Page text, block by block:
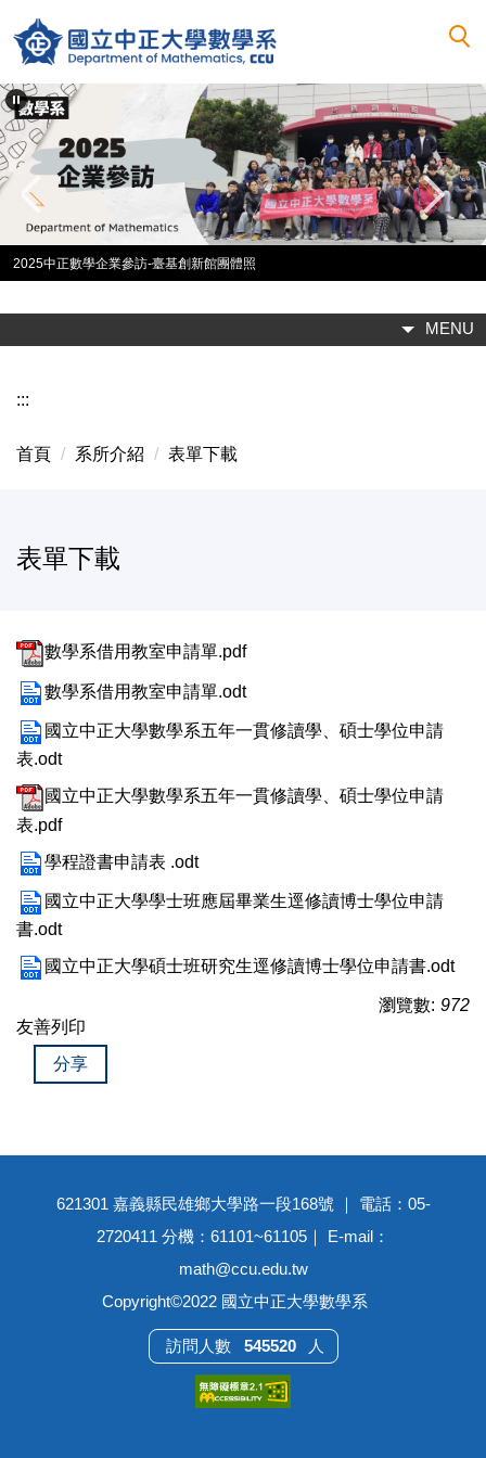
到
主
要
內
容
區
2025中正數學企業參訪-臺基創新館團體照
MENU
:::
首頁 系所介紹 表單下載
表單下載
數學系借用教室申請單.pdf
數學系借用教室申請單.odt
國立中正大學數學系五年一貫修讀學、碩士學位申請
表.odt
國立中正大學數學系五年一貫修讀學、碩士學位申請
表.pdf
學程證書申請表 .odt
國立中正大學學士班應屆畢業生逕修讀博士學位申請
書.odt
國立中正大學碩士班研究生逕修讀博士學位申請書.odt
瀏覽數: 972
友善列印
分享
621301 嘉義縣民雄鄉大學路一段168號 ｜ 電話：05-
2720411 分機：61101~61105｜ E-mail：
math@ccu.edu.tw
Copyright©2022 國立中正大學數學系
545520